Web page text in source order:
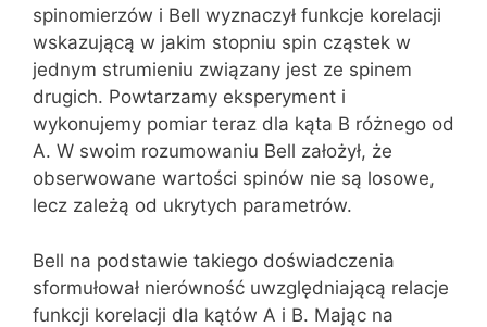
spinomierzów i Bell wyznaczył funkcje korelacji
wskazującą w jakim stopniu spin cząstek w
jednym strumieniu związany jest ze spinem
drugich. Powtarzamy eksperyment i
wykonujemy pomiar teraz dla kąta B różnego od
A. W swoim rozumowaniu Bell założył, że
obserwowane wartości spinów nie są losowe,
lecz zależą od ukrytych parametrów.
Bell na podstawie takiego doświadczenia
sformułował nierówność uwzględniającą relacje
funkcji korelacji dla kątów A i B. Mając na